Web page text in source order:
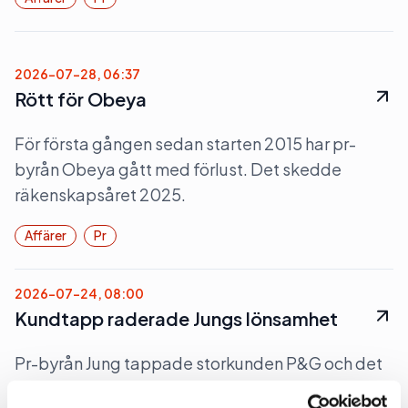
2026-07-28, 06:37
Rött för Obeya
För första gången sedan starten 2015 har pr-
byrån Obeya gått med förlust. Det skedde
räkenskapsåret 2025.
Affärer Pr
2026-07-24, 08:00
Kundtapp raderade Jungs lönsamhet
Pr-byrån Jung tappade storkunden P&G och det